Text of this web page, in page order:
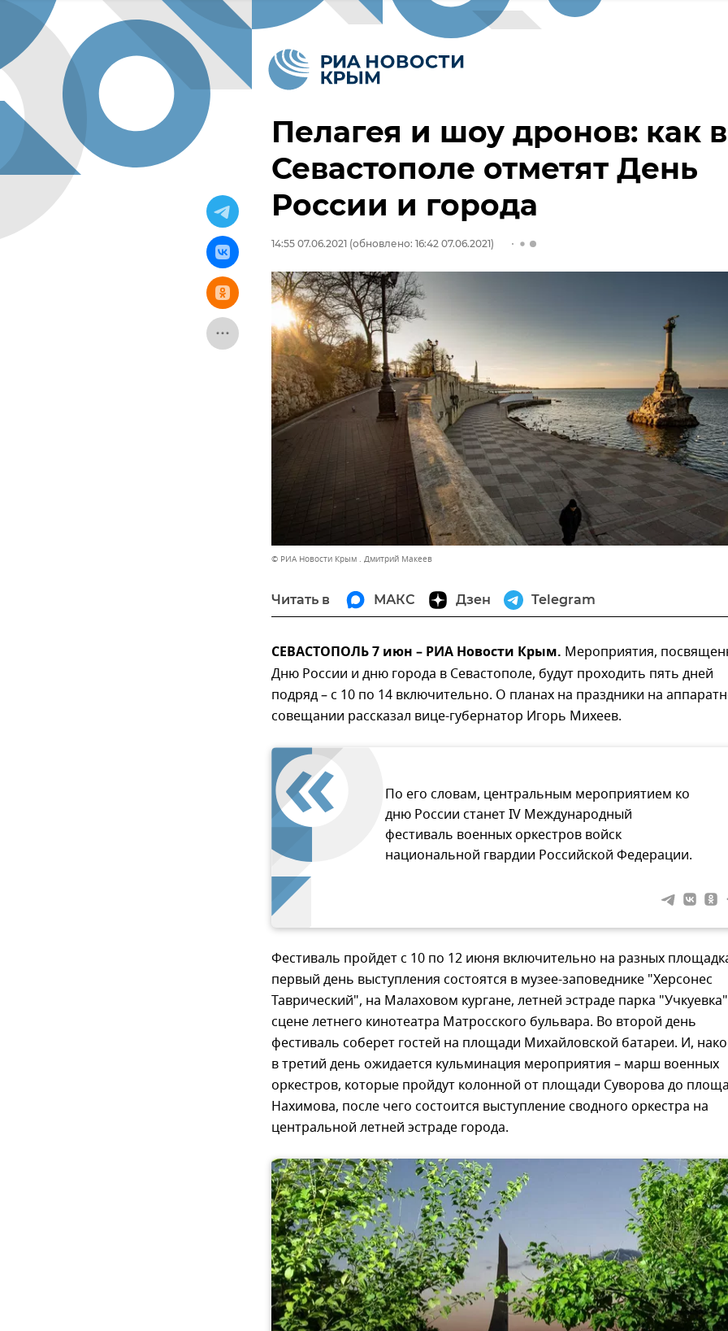
Пелагея и шоу дронов: как в
Севастополе отметят День
России и города
14:55 07.06.2021 (обновлено: 16:42 07.06.2021)
© РИА Новости Крым . Дмитрий Макеев
Читать в МАКС Дзен Telegram
СЕВАСТОПОЛЬ 7 июн – РИА Новости Крым. Мероприятия,
Дню России и дню города в Севастополе, будут проходить пять дней
подряд – с 10 по 14 включительно. О планах на праздники на
совещании рассказал вице-губернатор Игорь Михеев.
По его словам, центральным мероприятием ко
дню России станет IV Международный
фестиваль военных оркестров войск
национальной гвардии Российской Федерации.
Фестиваль пройдет с 10 по 12 июня включительно на разных
первый день выступления состоятся в музее-заповеднике "Херсонес
Таврический", на Малаховом кургане, летней эстраде парка
сцене летнего кинотеатра Матросского бульвара. Во второй день
фестиваль соберет гостей на площади Михайловской батареи. И,
в третий день ожидается кульминация мероприятия – марш военных
оркестров, которые пройдут колонной от площади Суворова до
Нахимова, после чего состоится выступление сводного оркестра на
центральной летней эстраде города.